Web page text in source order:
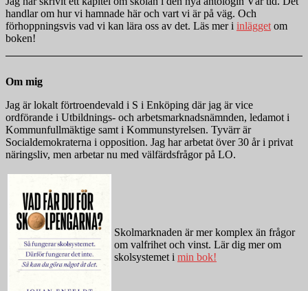
handlar om hur vi hamnade här och vart vi är på väg. Och
förhoppningsvis vad vi kan lära oss av det. Läs mer i inlägget om
boken!
Om mig
Jag är lokalt förtroendevald i S i Enköping där jag är vice
ordförande i Utbildnings- och arbetsmarknadsnämnden, ledamot i
Kommunfullmäktige samt i Kommunstyrelsen. Tyvärr är
Socialdemokraterna i opposition. Jag har arbetat över 30 år i privat
näringsliv, men arbetar nu med välfärdsfrågor på LO.
Skolmarknaden är mer komplex än frågor
om valfrihet och vinst. Lär dig mer om
skolsystemet i min bok!